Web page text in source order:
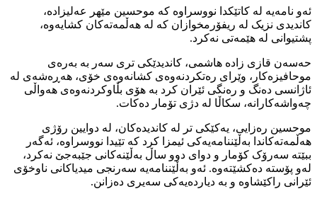
ئەو نامەیە لە کاتێکدا نووسراوە کە موحسین مێهر عەلیزادە،
کاندیدی نزیک لە ریفۆرمخوازان کە لە هەڵمەتەکان کشایەوە،
پشتیوانی لە هێمەتی نەکرد.
حەسەن قازی زادە هاشمی، کاندیدێکی تری سەر بە بەرەی
موحافیزەکار، وێرای رەتکردنەوەی کشانەوەی خۆی، هەڕەشەی لە
ئاژانسى دەنگ و رەنگی ئێران کرد بە هۆی بڵاوکردنەوەی هەواڵی
چەواشەکارانە، سکاڵا لە دژی تۆمار دەکات.
موحسین رەزایی، یەکێکی تر لە کاندیدەکان، لە دوایین رۆژی
هەڵمەتەکاندا بەڵێننامەیەکی ئیمزا کرد کە تێیدا نووسراوە، ئەگەر
ببێتە سەرۆک کۆمار و دوای دوو ساڵ بەڵێنەکانی جێبەجێ نەکرد،
لەو پۆستە دەکشێتەوە. ئەو بەڵێننامەیە سەرنجی میدیاکانی ناوخۆی
ئێرانی راکێشاوە و بە دیاردەیەکی سەیری دەزانن.